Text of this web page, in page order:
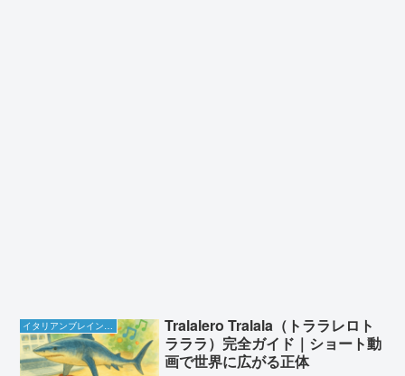
イタリアンブレインロット
Tralalero Tralala（トララレロト
ラララ）完全ガイド｜ショート動
画で世界に広がる正体